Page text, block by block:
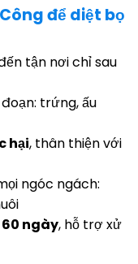
để diệt bọ
tận nơi chỉ sau
trứng, ấu
hại, thân thiện với
ngóc ngách:
60 ngày, hỗ trợ xử